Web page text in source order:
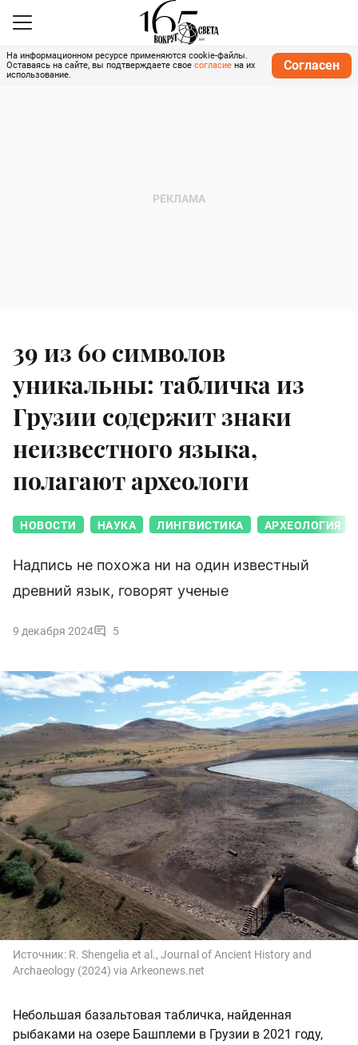
На информационном ресурсе применяются cookie-файлы.
Оставаясь на сайте, вы подтверждаете свое согласие на их
использование.
Согласен
39 из 60 символов
уникальны: табличка из
Грузии содержит знаки
неизвестного языка,
полагают археологи
НОВОСТИ НАУКА ЛИНГВИСТИКА АРХЕОЛОГИЯ
Надпись не похожа ни на один известный
древний язык, говорят ученые
9 декабря 2024 5
Источник: R. Shengelia et al., Journal of Ancient History and
Archaeology (2024) via Arkeonews.net
Небольшая базальтовая табличка, найденная
рыбаками на озере Башплеми в Грузии в 2021 году,